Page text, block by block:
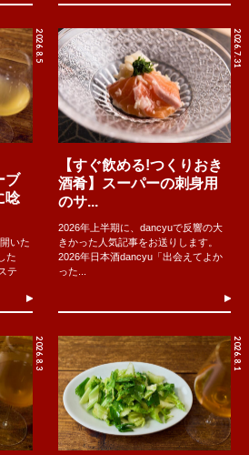
2026.8.5
ブ
唸
いた
た
テ
2026.7.31
【すぐ飲める!つくりおき
酒肴】スーパーの刺身用
のサ...
2026年上半期に、dancyuで反響の大
きかった人気記事をお送りします。
2026年日本酒dancyu「出会えてよか
った...
2026.8.3 2026.8.1